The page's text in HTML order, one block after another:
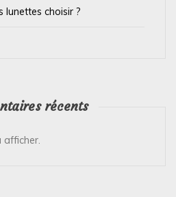
lunettes choisir ?
récents
afficher.